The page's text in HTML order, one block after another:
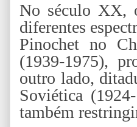
No século XX,
diferentes
Pinochet no
(1939-1975),
outro lado,
Soviética
também